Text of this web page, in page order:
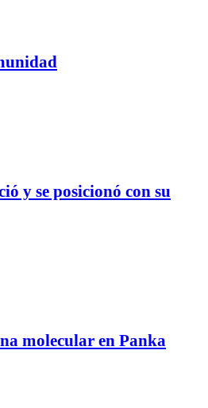
y se posicionó con su
molecular en Panka